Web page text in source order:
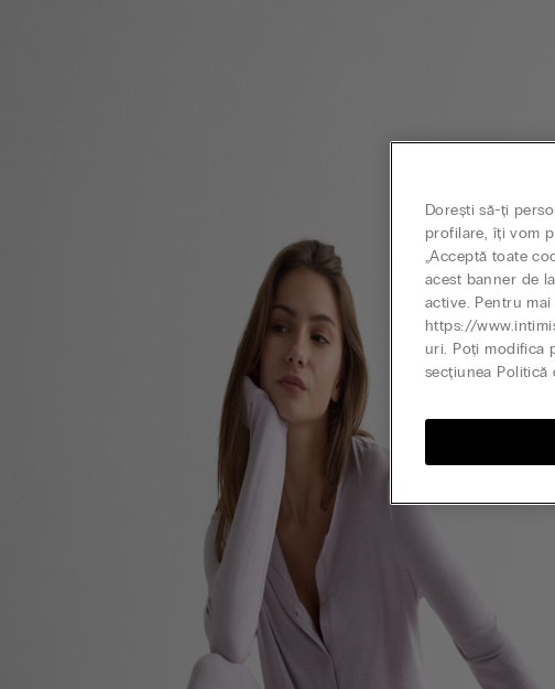
Dorești să-ți
profilare, îți vom
„Acceptă toate
acest banner de
active. Pentru
https://
uri. Poți modifica
secțiunea